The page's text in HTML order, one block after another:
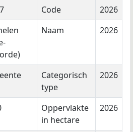
Code
2026
Naam 2026
Categorisch
type
2026
Oppervlakte
in hectare
2026